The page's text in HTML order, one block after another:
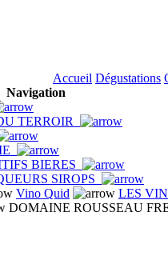
Accueil Dégustations
Navigation
TERROIR
BIERES
SIROPS
Vino Quid
LES
DOMAINE ROUSSEAU